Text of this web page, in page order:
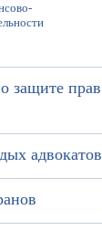
защите прав
адвокатов